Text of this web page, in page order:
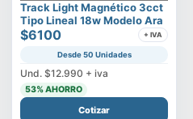
Track Light Magnético 3cct
Tipo Lineal 18w Modelo Ara
$6100 + IVA
Desde 50 Unidades
Und. $12.990 + iva
53% AHORRO
Cotizar